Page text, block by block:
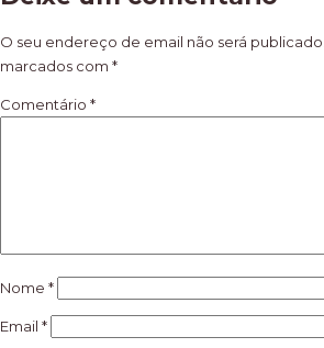
artigos
O seu endereço de email não será publicado.
marcados com *
Comentário *
Nome *
Email *